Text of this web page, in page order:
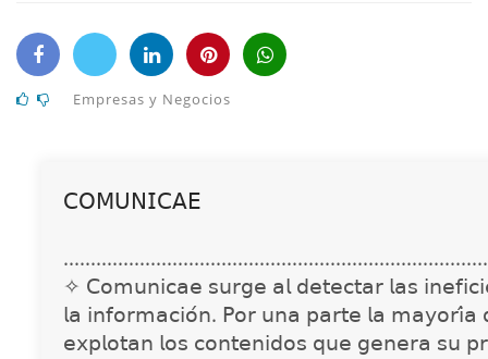
Empresas y Negocios
𝖢𝖮𝖬𝖴𝖭𝖨𝖢𝖠𝖤
✧ 𝖢𝗈𝗆𝗎𝗇𝗂𝖼𝖺𝖾 𝗌𝗎𝗋𝗀𝖾 𝖺𝗅 𝖽𝖾𝗍𝖾𝖼𝗍𝖺𝗋 𝗅𝖺𝗌
𝗅𝖺 𝗂𝗇𝖿𝗈𝗋𝗆𝖺𝖼𝗂𝗈́𝗇. 𝖯𝗈𝗋 𝗎𝗇𝖺 𝗉𝖺𝗋𝗍𝖾 𝗅𝖺
𝖾𝗑𝗉𝗅𝗈𝗍𝖺𝗇 𝗅𝗈𝗌 𝖼𝗈𝗇𝗍𝖾𝗇𝗂𝖽𝗈𝗌 𝗊𝗎𝖾 𝗀𝖾𝗇𝖾𝗋𝖺 𝗌𝗎